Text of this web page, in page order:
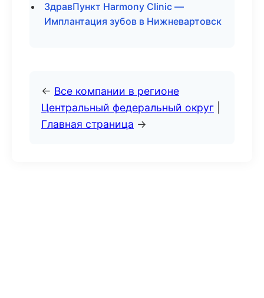
ЗдравПункт Harmony Clinic —
Имплантация зубов в Нижневартовск
← Все компании в регионе
Центральный федеральный округ
Главная страница →